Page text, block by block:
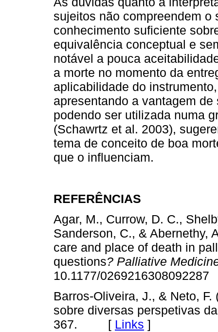
sujeitos não compreendem
conhecimento suficiente
equivalência conceptual e
notável a pouca
a morte no momento da
aplicabilidade do
apresentando a vantagem
podendo ser utilizada numa
(Schawrtz et al. 2003),
tema de conceito de boa
que o influenciam.
REFERÊNCIAS
Agar, M., Currow, D. C.,
Sanderson, C., & Abernethy,
care and place of death in
questions? Palliative
10.1177/
Barros-Oliveira, J., & Neto,
sobre diversas perspetivas
367. [ Links ]